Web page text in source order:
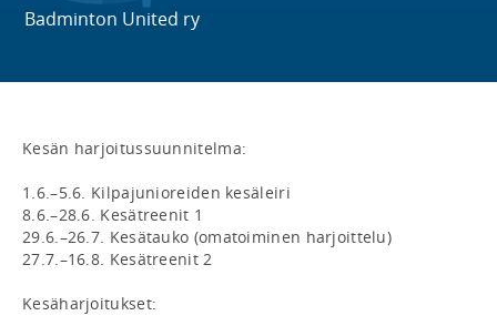
Badminton United ry
Kesän harjoitussuunnitelma:
1.6.–5.6. Kilpajunioreiden kesäleiri
8.6.–28.6. Kesätreenit 1
29.6.–26.7. Kesätauko (omatoiminen harjoittelu)
27.7.–16.8. Kesätreenit 2
Kesäharjoitukset: